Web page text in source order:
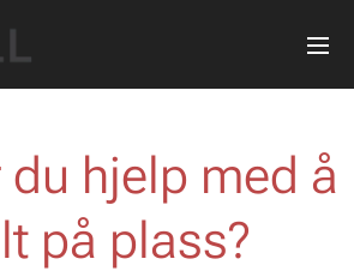
du hjelp med å
på plass?